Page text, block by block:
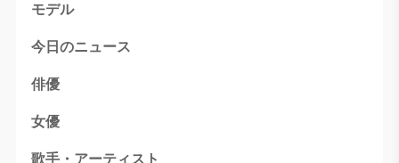
モデル
今日のニュース
俳優
女優
歌手・アーティスト